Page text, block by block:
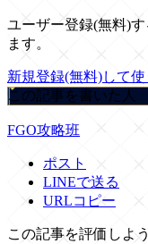
ユーザー登録(無料)
ます。
新規登録(無料)して使
この記事を書いた人
FGO攻略班
ポスト
LINEで送る
URLコピー
この記事を評価しよう